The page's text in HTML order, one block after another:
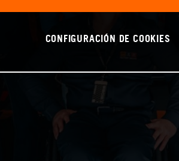
CONFIGURACIÓN DE COOKIES